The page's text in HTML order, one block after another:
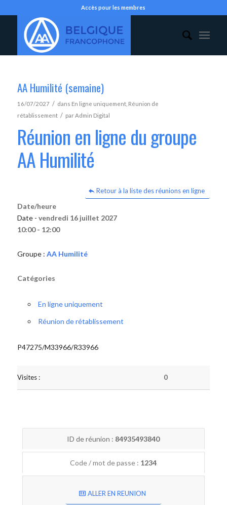
Accès pour les membres
AA Humilité (semaine)
16/07/2027 / dans En ligne uniquement, Réunion de
rétablissement / parAdmin Digital
Réunion en ligne du groupe
AA Humilité
Retour à la liste des réunions en ligne
Date/heure
Date - vendredi 16 juillet 2027
10:00 - 12:00
Groupe : AA Humilité
Catégories
En ligne uniquement
Réunion de rétablissement
P47275/M33966/R33966
Visites : 0
ID de réunion : 84935493840
Code / mot de passe : 1234
ALLER EN REUNION